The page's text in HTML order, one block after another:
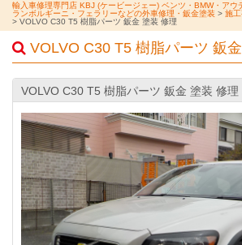
輸入車修理専門店 KBJ (ケービージェー) ベンツ・BMW・アウ
ランボルギーニ・フェラリーなどの外車修理・鈑金塗装 > 施工
> VOLVO C30 T5 樹脂パーツ 鈑金 塗装 修理
VOLVO C30 T5 樹脂パーツ 鈑
VOLVO C30 T5 樹脂パーツ 鈑金 塗装 修理